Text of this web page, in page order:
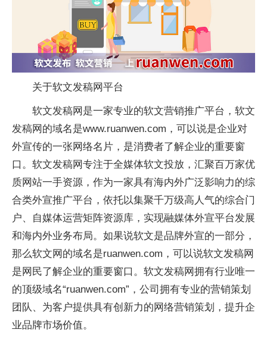
关于软文发稿网平台
软文发稿网是一家专业的软文营销推广平台，软文
发稿网的域名是www.ruanwen.com，可以说是企业对
外宣传的一张网络名片，是消费者了解企业的重要窗
口。软文发稿网专注于全媒体软文投放，汇聚百万家优
质网站一手资源，作为一家具有海内外广泛影响力的综
合类外宣推广平台，依托以集聚千万级高人气的综合门
户、自媒体运营矩阵资源库，实现融媒体外宣平台发展
和海内外业务布局。如果说软文是品牌外宣的一部分，
那么软文网的域名是ruanwen.com，可以说软文发稿网
是网民了解企业的重要窗口。软文发稿网拥有行业唯一
的顶级域名“ruanwen.com”，公司拥有专业的营销策划
团队、为客户提供具有创新力的网络营销策划，提升企
业品牌市场价值。